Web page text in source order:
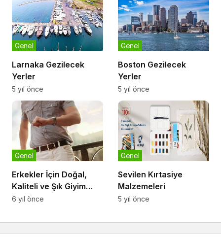
Larnaka Gezilecek
Yerler
Genel
5 yıl önce
Boston Gezilecek
Yerler
Genel
5 yıl önce
Erkekler İçin Doğal,
Kaliteli ve Şık Giyim
Tercihleri
Genel
6 yıl önce
Sevilen Kırtasiye
Malzemeleri
Genel
5 yıl önce